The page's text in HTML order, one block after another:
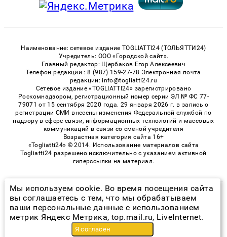
Наименование: сетевое издание TOGLIATTI24 (ТОЛЬЯТТИ24)
Учредитель: ООО «Городской сайт».
Главный редактор: Щербаков Егор Алексеевич
Телефон редакции : 8 (987) 159-27-78 Электронная почта
редакции: info@togliatti24.ru
Сетевое издание «TOGLIATTI24» зарегистрировано
Роскомнадзором, регистрационный номер серии ЭЛ № ФС 77-
79071 от 15 сентября 2020 года. 29 января 2026 г. в запись о
регистрации СМИ внесены изменения Федеральной службой по
надзору в сфере связи, информационных технологий и массовых
коммуникаций в связи со сменой учредителя
Возрастная категория сайта 16+
«Togliatti24» © 2014. Использование материалов сайта
Togliatti24 разрешено исключительно с указанием активной
гиперссылки на материал.
© 2026 «Togliatti24» | Все права защищены
Возрастная категория сайта 16+
Политика конфиденциальности
Мы используем cookie. Во время посещения сайта
вы соглашаетесь с тем, что мы обрабатываем
ваши персональные данные с использованием
метрик Яндекс Метрика, top.mail.ru, LiveInternet.
Я согласен